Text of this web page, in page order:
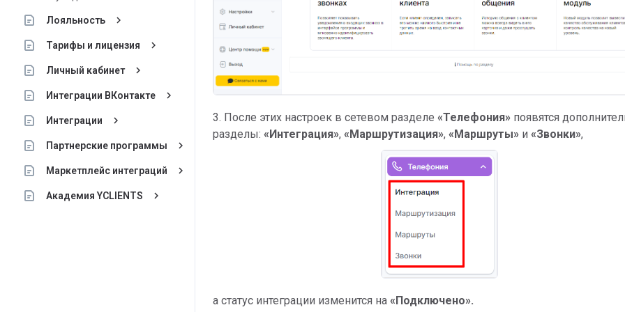
Лояльность keyboard_arrow_right
Тарифы и лицензия keyboard_arrow_right
Личный кабинет keyboard_arrow_right
Интеграции ВКонтакте keyboard_arrow_right
Интеграции keyboard_arrow_right
Партнерские программы keyboard_arrow_right
Маркетплейс интеграций keyboard_arrow_right
Академия YCLIENTS keyboard_arrow_right
3. После этих настроек в сетевом разделе «Телефония» появятся
разделы: «Интеграция», «Маршрутизация», «Маршруты» и «Звонки»,
а статус интеграции изменится на «Подключено».